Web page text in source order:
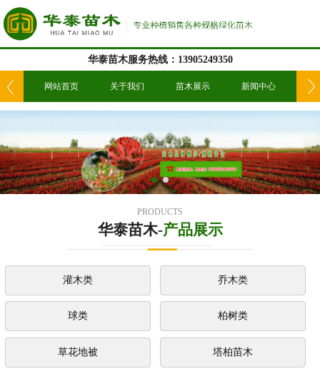
华泰苗木服务热线：13905249350
们 网站首页 关于我们 苗木展示 新闻中心 工
PRODUCTS
华泰苗木-产品展示
灌木类 乔木类
球类 柏树类
草花地被 塔柏苗木